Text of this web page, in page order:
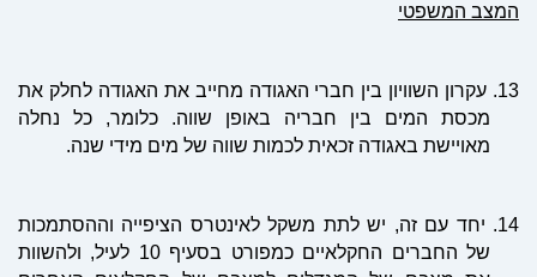
המצב המשפטי
13. עקרון השוויון בין חברי האגודה מחייב את האגודה לחלק את
מכסת המים בין חבריה באופן שווה. כלומר, כל נחלה
מאויישת באגודה זכאית לכמות שווה של מים מידי שנה.
14.
יחד עם זה, יש לתת משקל לאינטרס הציפייה וההסתמכות
של החברים החקלאיים כמפורט בסעיף10 לעיל, ולהשוות